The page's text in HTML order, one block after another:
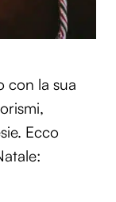
con la sua
Ecco